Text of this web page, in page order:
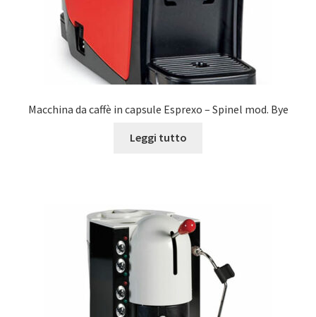
Macchina da caffè in capsule Esprexo – Spinel mod. Bye
Leggi tutto